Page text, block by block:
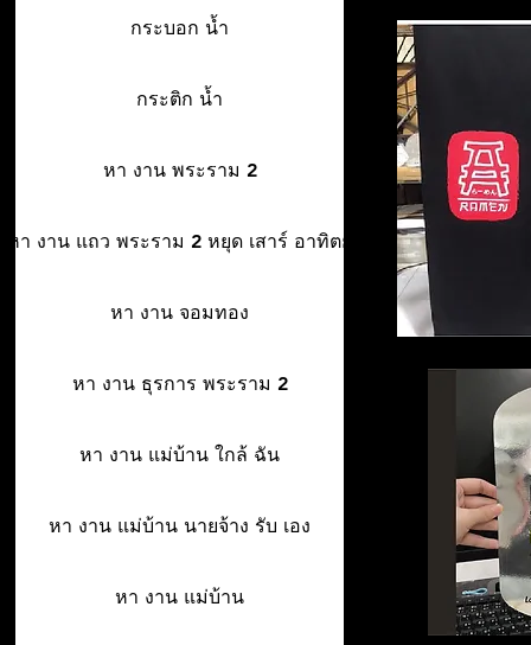
กระบอก น้ำ
กระติก น้ำ
หา งาน พระราม 2
หา งาน แถว พระราม 2 หยุด เสาร์ อาทิตย์
หา งาน จอมทอง
หา งาน ธุรการ พระราม 2
หา งาน แม่บ้าน ใกล้ ฉัน
หา งาน แม่บ้าน นายจ้าง รับ เอง
หา งาน แม่บ้าน